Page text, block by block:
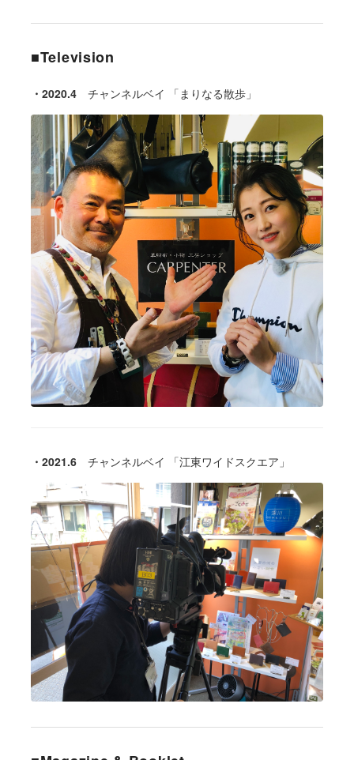
■Television
・2020.4 チャンネルベイ 「まりなる散歩」
・2021.6 チャンネルベイ 「江東ワイドスクエア」